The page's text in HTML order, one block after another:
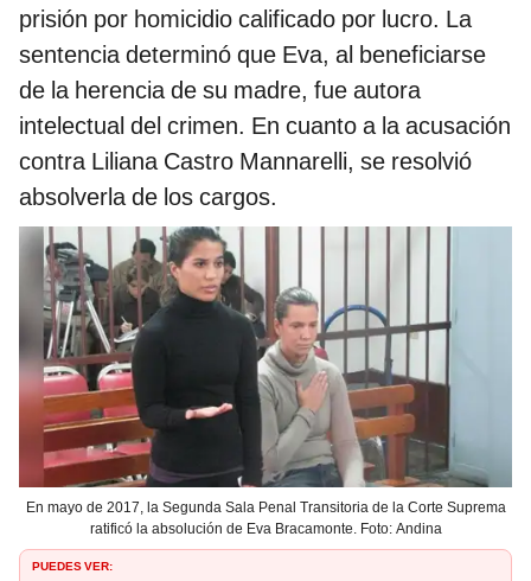
prisión por homicidio calificado por lucro. La
sentencia determinó que Eva, al beneficiarse
de la herencia de su madre, fue autora
intelectual del crimen. En cuanto a la acusación
contra Liliana Castro Mannarelli, se resolvió
absolverla de los cargos.
En mayo de 2017, la Segunda Sala Penal Transitoria de la Corte Suprema
ratificó la absolución de Eva Bracamonte. Foto: Andina
PUEDES VER: